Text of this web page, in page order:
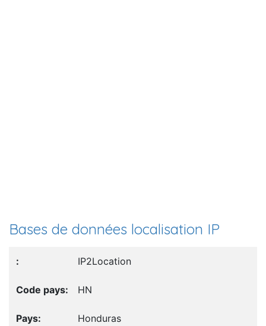
Bases de données localisation IP
IP2Location
HN
Honduras